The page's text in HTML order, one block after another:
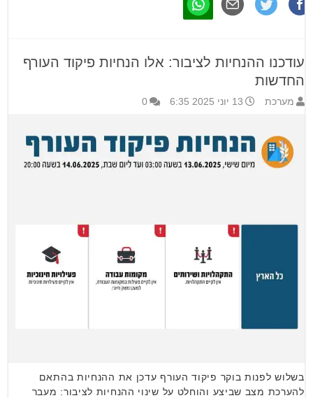
עודכנו ההנחיות לציבור: אלו הנחיות פיקוד העורף
החדשות
מערכת 13 יוני 2025 6:35 0
בשלוש לפנות בוקר פיקוד העורף עדכן את ההנחיות בהתאם
להערכת מצב שביצע והוחלט על שינוי ההנחיות לציבור: מעבר